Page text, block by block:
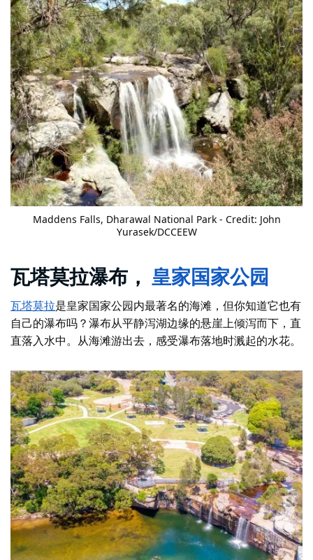
Maddens Falls, Dharawal National Park - Credit: John
Yurasek/DCCEEW
瓦塔莫拉瀑布， 皇家国家公园
瓦塔莫拉是皇家国家公园内最著名的海滩，但你知道它也有
自己的瀑布吗？瀑布从平静泻湖边缘的悬崖上倾泻而下，直
直落入水中。从海滩游出去，感受瀑布落地时溅起的水花。